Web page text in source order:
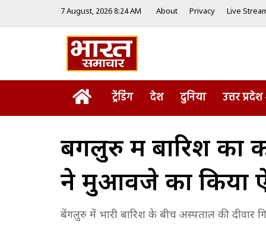
7 August, 2026 8:24 AM About Privacy Live
Homeट्रेंडिंग देश दुनिया उत्तर प्रदेश
बेंगलुरु में बारिश का
ने मुआवजे का किया
बेंगलुरु में भारी बारिश के बीच अस्पताल की दीवार